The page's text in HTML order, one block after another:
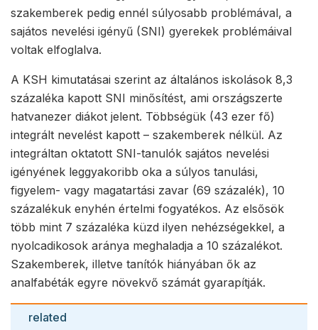
szakemberek pedig ennél súlyosabb problémával, a
sajátos nevelési igényű (SNI) gyerekek problémáival
voltak elfoglalva.
A KSH kimutatásai szerint az általános iskolások 8,3
százaléka kapott SNI minősítést, ami országszerte
hatvanezer diákot jelent. Többségük (43 ezer fő)
integrált nevelést kapott – szakemberek nélkül. Az
integráltan oktatott SNI-tanulók sajátos nevelési
igényének leggyakoribb oka a súlyos tanulási,
figyelem- vagy magatartási zavar (69 százalék), 10
százalékuk enyhén értelmi fogyatékos. Az elsősök
több mint 7 százaléka küzd ilyen nehézségekkel, a
nyolcadikosok aránya meghaladja a 10 százalékot.
Szakemberek, illetve tanítók hiányában ők az
analfabéták egyre növekvő számát gyarapítják.
related